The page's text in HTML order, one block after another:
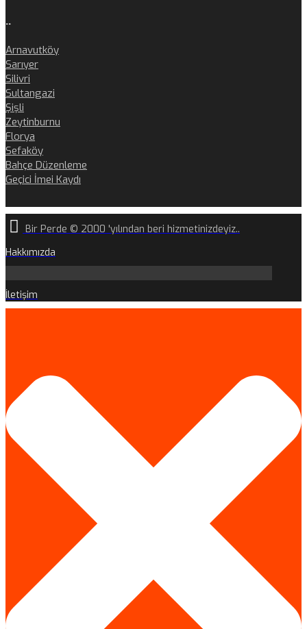
..
Arnavutköy
Sarıyer
Silivri
Sultangazi
Şişli
Zeytinburnu
Florya
Sefaköy
Bahçe Düzenleme
Geçici İmei Kaydı
Bir Perde © 2000 'yılından beri hizmetinizdeyiz..
Hakkımızda
İletişim